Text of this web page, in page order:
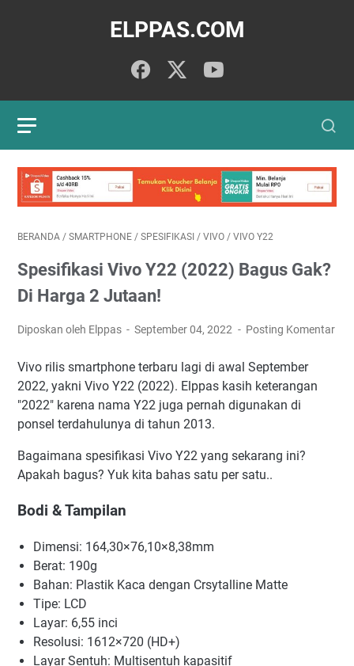
ELPPAS.COM
BERANDA / SMARTPHONE / SPESIFIKASI / VIVO / VIVO Y22
Spesifikasi Vivo Y22 (2022) Bagus Gak?
Di Harga 2 Jutaan!
Diposkan oleh Elppas September 04, 2022 Posting Komentar
Vivo rilis smartphone terbaru lagi di awal September
2022, yakni Vivo Y22 (2022). Elppas kasih keterangan
"2022" karena nama Y22 juga pernah digunakan di
ponsel terdahulunya di tahun 2013.
Bagaimana spesifikasi Vivo Y22 yang sekarang ini?
Apakah bagus? Yuk kita bahas satu per satu..
Bodi & Tampilan
Dimensi: 164,30×76,10×8,38mm
Berat: 190g
Bahan: Plastik Kaca dengan Crsytalline Matte
Tipe: LCD
Layar: 6,55 inci
Resolusi: 1612×720 (HD+)
Layar Sentuh: Multisentuh kapasitif